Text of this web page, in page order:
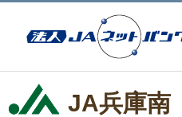
JA兵庫南